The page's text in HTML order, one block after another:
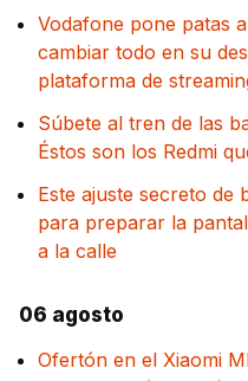
Vodafone pone patas
cambiar todo en su
plataforma de
Súbete al tren de las
Éstos son los Redmi
Este ajuste secreto de
para preparar la
a la calle
06 agosto
Ofertón en el Xiaomi